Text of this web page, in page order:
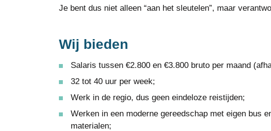
Je bent dus niet alleen “aan het sleutelen”, maar
Wij bieden
Salaris tussen €2.800 en €3.800 bruto per maand
32 tot 40 uur per week;
Werk in de regio, dus geen eindeloze reistijden;
Werken in een moderne gereedschap met eigen bus
materialen;